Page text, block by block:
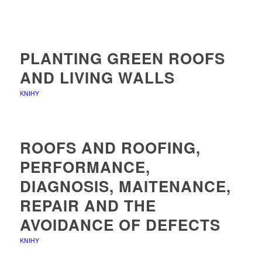
PLANTING GREEN ROOFS
AND LIVING WALLS
KNIHY
ROOFS AND ROOFING,
PERFORMANCE,
DIAGNOSIS, MAITENANCE,
REPAIR AND THE
AVOIDANCE OF DEFECTS
KNIHY